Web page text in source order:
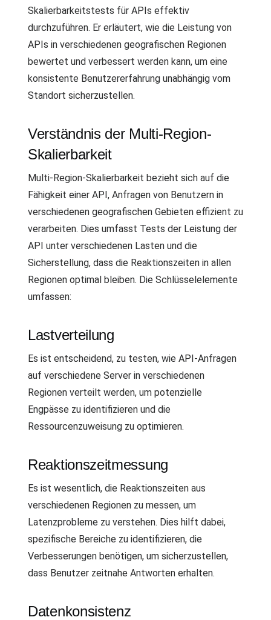
Skalierbarkeitstests für APIs effektiv
durchzuführen. Er erläutert, wie die Leistung von
APIs in verschiedenen geografischen Regionen
bewertet und verbessert werden kann, um eine
konsistente Benutzererfahrung unabhängig vom
Standort sicherzustellen.
Verständnis der Multi-Region-
Skalierbarkeit
Multi-Region-Skalierbarkeit bezieht sich auf die
Fähigkeit einer API, Anfragen von Benutzern in
verschiedenen geografischen Gebieten effizient zu
verarbeiten. Dies umfasst Tests der Leistung der
API unter verschiedenen Lasten und die
Sicherstellung, dass die Reaktionszeiten in allen
Regionen optimal bleiben. Die Schlüsselelemente
umfassen:
Lastverteilung
Es ist entscheidend, zu testen, wie API-Anfragen
auf verschiedene Server in verschiedenen
Regionen verteilt werden, um potenzielle
Engpässe zu identifizieren und die
Ressourcenzuweisung zu optimieren.
Reaktionszeitmessung
Es ist wesentlich, die Reaktionszeiten aus
verschiedenen Regionen zu messen, um
Latenzprobleme zu verstehen. Dies hilft dabei,
spezifische Bereiche zu identifizieren, die
Verbesserungen benötigen, um sicherzustellen,
dass Benutzer zeitnahe Antworten erhalten.
Datenkonsistenz